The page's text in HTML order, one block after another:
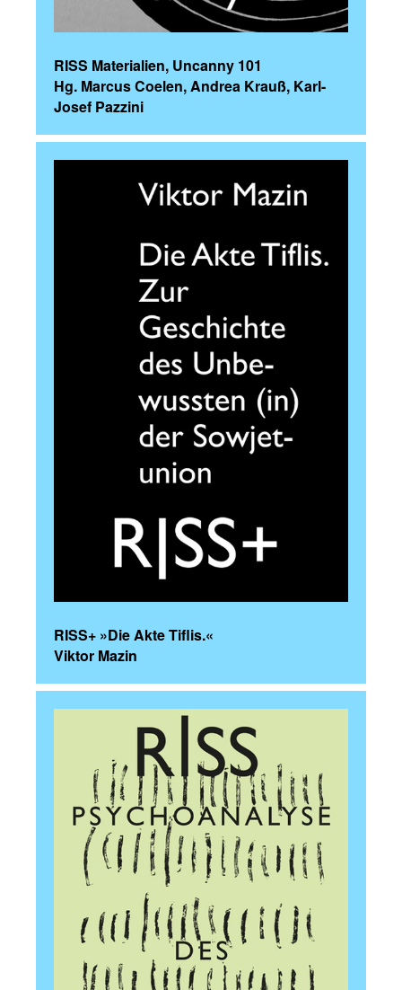
RISS Materialien, Uncanny 101
Hg. Marcus Coelen, Andrea Krauß, Karl-
Josef Pazzini
RISS+ »Die Akte Tiflis.«
Viktor Mazin